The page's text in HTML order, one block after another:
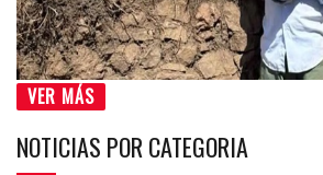
VER MÁS
NOTICIAS POR CATEGORIA